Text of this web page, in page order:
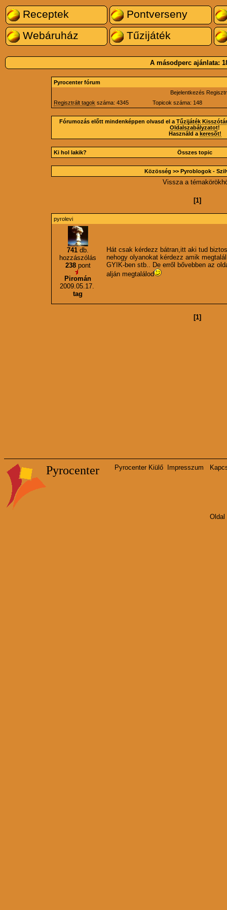
Receptek
Pontverseny
Webáruház
Tűzijáték
A másodperc ajánlata:
Pyrocenter fórum
Bejelentkezés
Regisztrált tagok száma: 4345 Topicok száma: 148
Fórumozás előtt mindenképpen olvasd el a Tűzijáték
Oldalszabályzatot!
Használd a keresőt!
Ki hol lakik? Összes topic
Közösség >> Pyroblogok -
Vissza a
[1]
pyrolevi
741 db.
hozzászólás
238pont
Piromán
2009.05.17.
tag
Hát csak kérdezz bátran,itt aki tud
nehogy olyanokat kérdezz amik
GYIK-ben stb.. De erről bővebben az
alján megtalálod
[1]
Pyrocenter Pyrocenter Kiülő Impresszum
Oldal